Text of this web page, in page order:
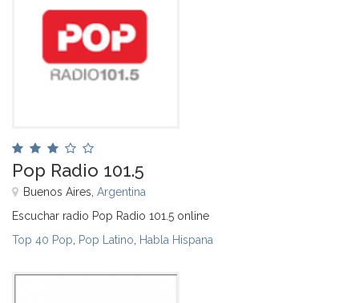
Pop Radio 101.5
Buenos Aires, Argentina
Escuchar radio Pop Radio 101.5 online
Top 40 Pop Pop Latino Habla Hispana